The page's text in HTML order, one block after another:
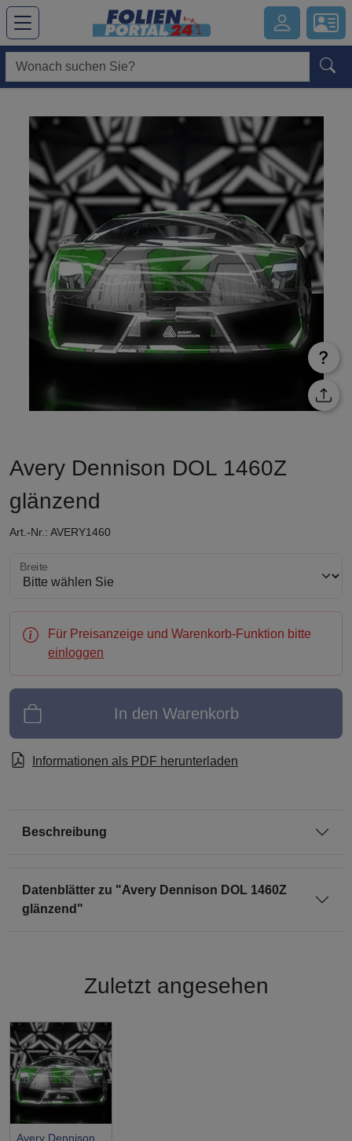
Hauptregion der Seite anspringen
Avery Dennison DOL 1460Z
glänzend
Art.-Nr.: AVERY1460
Breite wählen
Breite
Für Preisanzeige und Warenkorb-Funktion bitte
einloggen
In den Warenkorb
Informationen als PDF herunterladen
Beschreibung
Datenblätter zu "Avery Dennison DOL 1460Z
glänzend"
Zuletzt angesehen
Avery Dennison